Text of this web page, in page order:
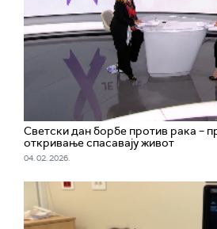
Светски дан борбе против рака –
откривање спасавају живот
04. 02. 2026.